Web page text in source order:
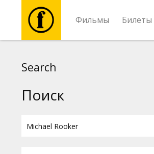
Фильмы Билеты
Search
Поиск